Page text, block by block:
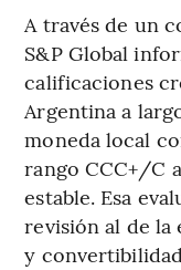
A través de un
S&P Global
calificaciones
Argentina a
moneda local
rango CCC+/C
estable. Esa
revisión al de la
y